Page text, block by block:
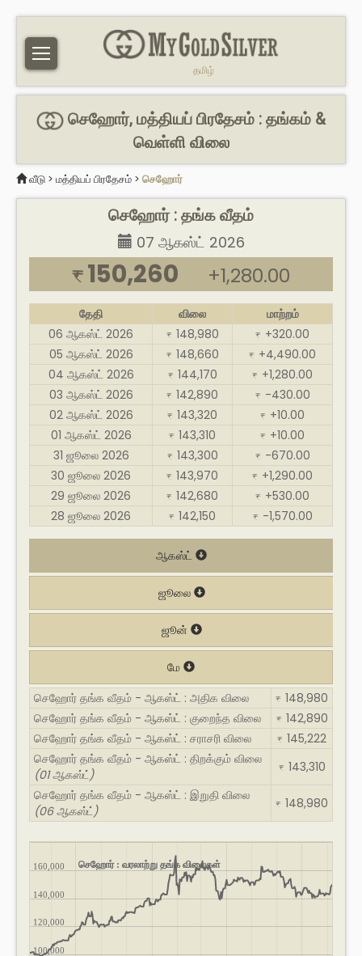
தமிழ்
செஹோர், மத்தியப் பிரதேசம் : தங்கம் &
வெள்ளி விலை
வீடு > மத்தியப் பிரதேசம் > செஹோர்
செஹோர் : தங்க வீதம்
07 ஆகஸ்ட் 2026
₹ 150,260 +1,280.00
தேதி விலை
மாற்றம்
06 ஆகஸ்ட் 2026
₹ 148,980 ₹ +320.00
05 ஆகஸ்ட் 2026
₹ 148,660 ₹ +4,490.00
04 ஆகஸ்ட் 2026
₹ 144,170 ₹ +1,280.00
03 ஆகஸ்ட் 2026
₹ 142,890 ₹ -430.00
02 ஆகஸ்ட் 2026
₹ 143,320 ₹ +10.00
01 ஆகஸ்ட் 2026
₹ 143,310 ₹ +10.00
31 ஜூலை 2026
₹ 143,300 ₹ -670.00
30 ஜூலை 2026
₹ 143,970 ₹ +1,290.00
29 ஜூலை 2026
₹ 142,680 ₹ +530.00
28 ஜூலை 2026
₹ 142,150 ₹ -1,570.00
ஆகஸ்ட்
ஜூலை
ஜூன்
மே
செஹோர் தங்க வீதம் - ஆகஸ்ட் : அதிக விலை
₹ 148,980
செஹோர் தங்க வீதம் - ஆகஸ்ட் : குறைந்த விலை
₹ 142,890
செஹோர் தங்க வீதம் - ஆகஸ்ட் : சராசரி விலை
₹ 145,222
செஹோர் தங்க வீதம் - ஆகஸ்ட் : திறக்கும் விலை
(01 ஆகஸ்ட்)
₹ 143,310
செஹோர் தங்க வீதம் - ஆகஸ்ட் : இறுதி விலை
(06 ஆகஸ்ட்)
₹ 148,980
செஹோர் : வரலாற்று தங்க விலைகள்
100,000
120,000
140,000
160,000